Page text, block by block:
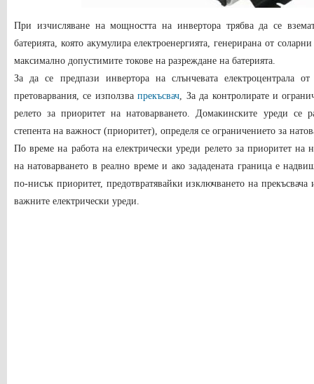
При изчисляване на мощността на инвертора трябва да се
батерията, която акумулира електроенергията, генерирана от
максимално допустимите токове на разреждане на батерията.
За да се предпази инвертора на слънчевата електроцентрала
претоварвания, се използвапрекъсвач, За да контролирате и
релето за приоритет на натоварването. Домакинските уреди се
степента на важност (приоритет), определя се ограничението за
По време на работа на електрически уреди релето за приоритет на
на натоварването в реално време и ако зададената граница е
по-нисък приоритет, предотвратявайки изключването на
важните електрически уреди.